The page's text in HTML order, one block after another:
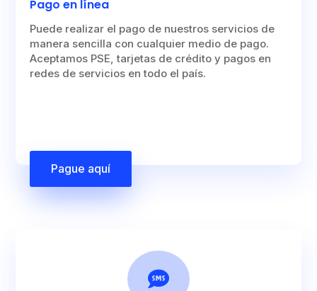
Pago en línea
Puede realizar el pago de nuestros servicios de
manera sencilla con cualquier medio de pago.
Aceptamos PSE, tarjetas de crédito y pagos en
redes de servicios en todo el país.
Pague aquí
